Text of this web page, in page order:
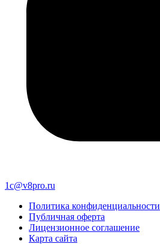
1c@v8pro.ru
Политика конфиденциальности
Публичная оферта
Лицензионное соглашение
Карта сайта